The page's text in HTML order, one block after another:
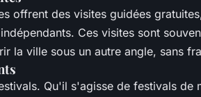
offrent des visites guidées
Ces visites sont
la ville sous un autre angle, sans
Qu'il s'agisse de festivals de